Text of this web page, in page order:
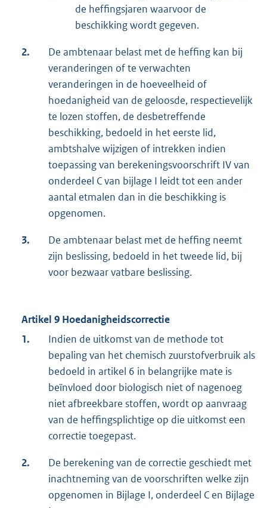
de heffingsjaren waarvoor de
beschikking wordt gegeven.
2.
De ambtenaar belast met de heffing kan bij
veranderingen of te verwachten
veranderingen in de hoeveelheid of
hoedanigheid van de geloosde, respectievelijk
te lozen stoffen, de desbetreffende
beschikking, bedoeld in het eerste lid,
ambtshalve wijzigen of intrekken indien
toepassing van berekeningsvoorschrift IV van
onderdeel C van bijlage I leidt tot een ander
aantal etmalen dan in die beschikking is
opgenomen.
3.
De ambtenaar belast met de heffing neemt
zijn beslissing, bedoeld in het tweede lid, bij
voor bezwaar vatbare beslissing.
Artikel 9 Hoedanigheidscorrectie
1.
Indien de uitkomst van de methode tot
bepaling van het chemisch zuurstofverbruik als
bedoeld in artikel 6 in belangrijke mate is
beïnvloed door biologisch niet of nagenoeg
niet afbreekbare stoffen, wordt op aanvraag
van de heffingsplichtige op die uitkomst een
correctie toegepast.
2.
De berekening van de correctie geschiedt met
inachtneming van de voorschriften welke zijn
opgenomen in Bijlage I, onderdeel C en Bijlage